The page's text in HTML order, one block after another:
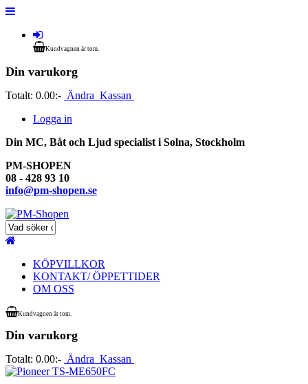
Kundvagnen är tom.
Din varukorg
Totalt: 0.00:- Ändra Kassan
Logga in
Din MC, Båt och Ljud specialist i Solna, Stockholm
PM-SHOPEN
08 - 428 93 10
info@pm-shopen.se
KÖPVILLKOR
KONTAKT/ ÖPPETTIDER
OM OSS
Kundvagnen är tom.
Din varukorg
Totalt: 0.00:- Ändra Kassan